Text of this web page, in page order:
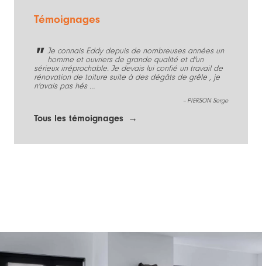
Témoignages
Je connais Eddy depuis de nombreuses années un
homme et ouvriers de grande qualité et d'un
sérieux irréprochable. Je devais lui confié un travail de
rénovation de toiture suite à des dégâts de grêle , je
n'avais pas hés …
-- PIERSON Serge
Tous les témoignages